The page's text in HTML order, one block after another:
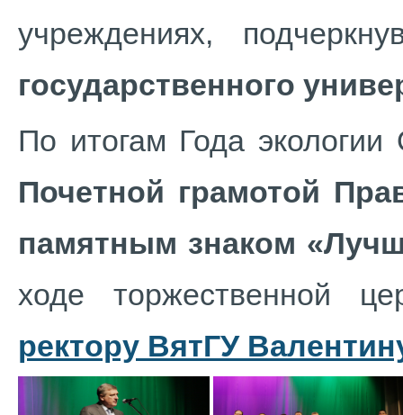
учреждениях,
государственного
По итогам Года
Почетной грамотой
памятным знаком
ходе торжественной
ректору ВятГУ